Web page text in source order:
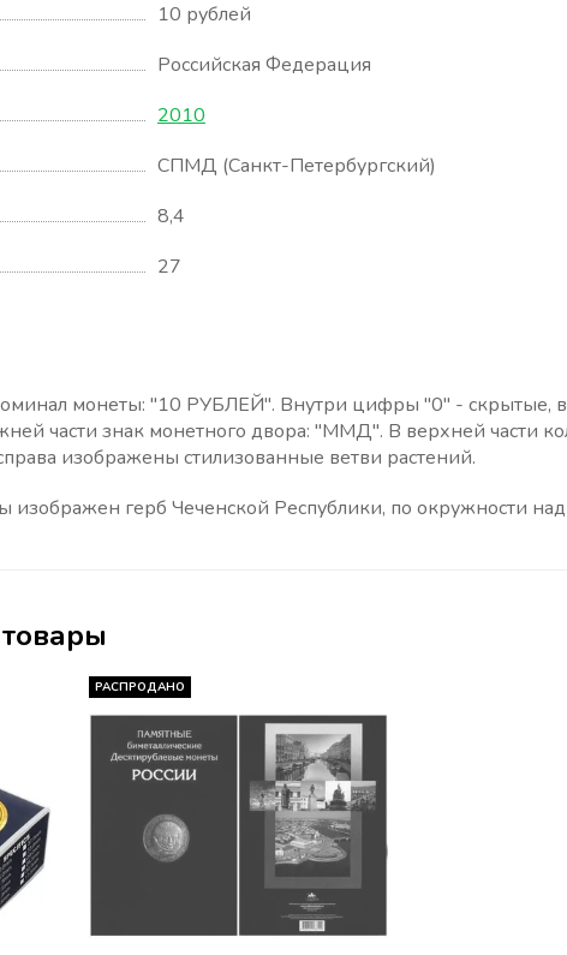
10 рублей
Российская Федерация
2010
СПМД (Санкт-Петербургский)
8,4
27
монеты: "10 РУБЛЕЙ". Внутри цифры "0" -
части знак монетного двора: "ММД". В верхней части
изображены стилизованные ветви растений.
изображен герб Чеченской Республики, по
РАСПРОДАНО